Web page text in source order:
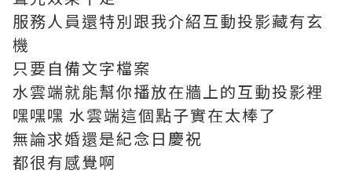
服務人員還特別跟我介紹互動投影藏有玄
機
只要自備文字檔案
水雲端就能幫你播放在牆上的互動投影裡
嘿嘿嘿 水雲端這個點子實在太棒了
無論求婚還是紀念日慶祝
都很有感覺啊